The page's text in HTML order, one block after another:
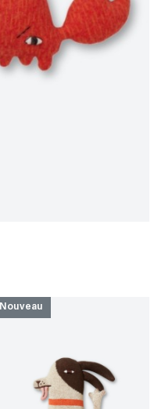
Nouveau